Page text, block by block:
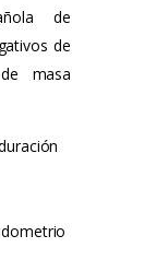
de
de
masa